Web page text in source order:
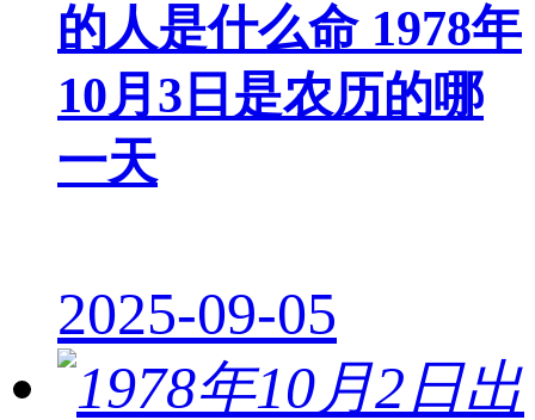
的人是什么命 1978年
10月3日是农历的哪
一天
2025-09-05